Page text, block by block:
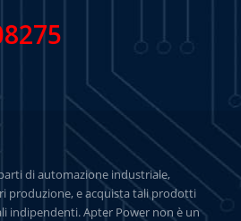
di automazione industriale,
produzione, e acquista tali prodotti
indipendenti. Apter Power non è un